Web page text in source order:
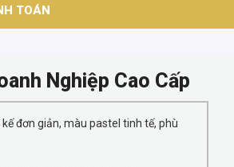
TOÁN
Nghiệp Cao Cấp
đơn giản, màu pastel tinh tế, phù